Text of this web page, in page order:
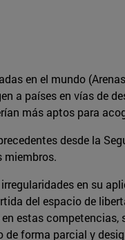
en el mundo
a países en vías de
más aptos para
desde la
miembros.
en su
del espacio de
estas
de forma parcial y